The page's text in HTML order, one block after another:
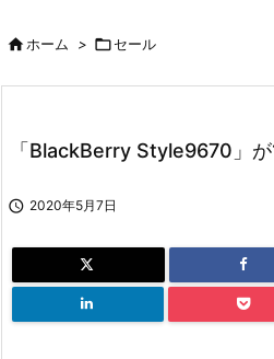
ホーム > セール
「BlackBerry Style9670」
 2020年5月7日